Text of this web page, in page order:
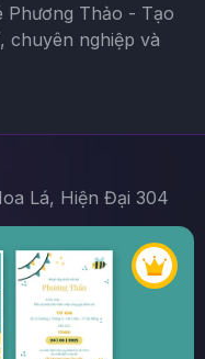
Phương Thảo - Tạo
chuyên nghiệp và
Lá, Hiện Đại 304